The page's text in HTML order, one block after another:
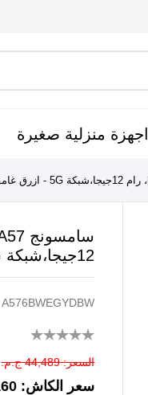
اجهزة منزلية صغيرة
12جيجا،شبكة 5G - ازرق غامق
A576BWEGYDBW
السعر: 44,489 ج.م.
سعر الكاش: